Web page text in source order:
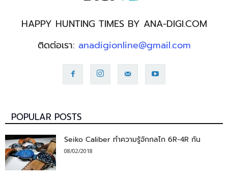
HAPPY HUNTING TIMES BY ANA-DIGI.COM
ติดต่อเรา: anadigionline@gmail.com
POPULAR POSTS
Seiko Caliber ทำความรู้จักกลไก 6R-4R กัน
08/02/2018